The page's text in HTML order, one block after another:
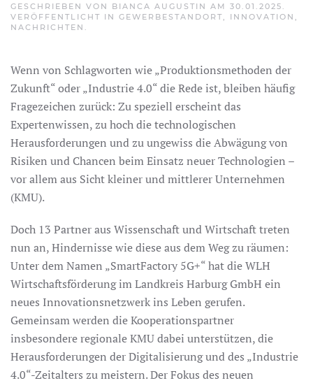
GESCHRIEBEN VON BIANCA AUGUSTIN AM 30.01.2025
VERÖFFENTLICHT IN GEWERBESTANDORT INNOVATION
NACHRICHTEN
Wenn von Schlagworten wie „Produktionsmethoden der
Zukunft“ oder „Industrie 4.0“ die Rede ist, bleiben häufig
Fragezeichen zurück: Zu speziell erscheint das
Expertenwissen, zu hoch die technologischen
Herausforderungen und zu ungewiss die Abwägung von
Risiken und Chancen beim Einsatz neuer Technologien –
vor allem aus Sicht kleiner und mittlerer Unternehmen
(KMU).
Doch 13 Partner aus Wissenschaft und Wirtschaft treten
nun an, Hindernisse wie diese aus dem Weg zu räumen:
Unter dem Namen „SmartFactory 5G+“ hat die WLH
Wirtschaftsförderung im Landkreis Harburg GmbH ein
neues Innovationsnetzwerk ins Leben gerufen.
Gemeinsam werden die Kooperationspartner
insbesondere regionale KMU dabei unterstützen, die
Herausforderungen der Digitalisierung und des „Industrie
4.0“-Zeitalters zu meistern. Der Fokus des neuen